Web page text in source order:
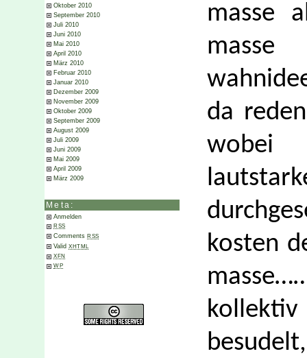
Oktober 2010
September 2010
Juli 2010
Juni 2010
Mai 2010
April 2010
März 2010
Februar 2010
Januar 2010
Dezember 2009
November 2009
Oktober 2009
September 2009
August 2009
Juli 2009
Juni 2009
Mai 2009
April 2009
März 2009
Meta:
Anmelden
RSS
Comments RSS
Valid XHTML
XFN
WP
masse
da
wobei
kosten